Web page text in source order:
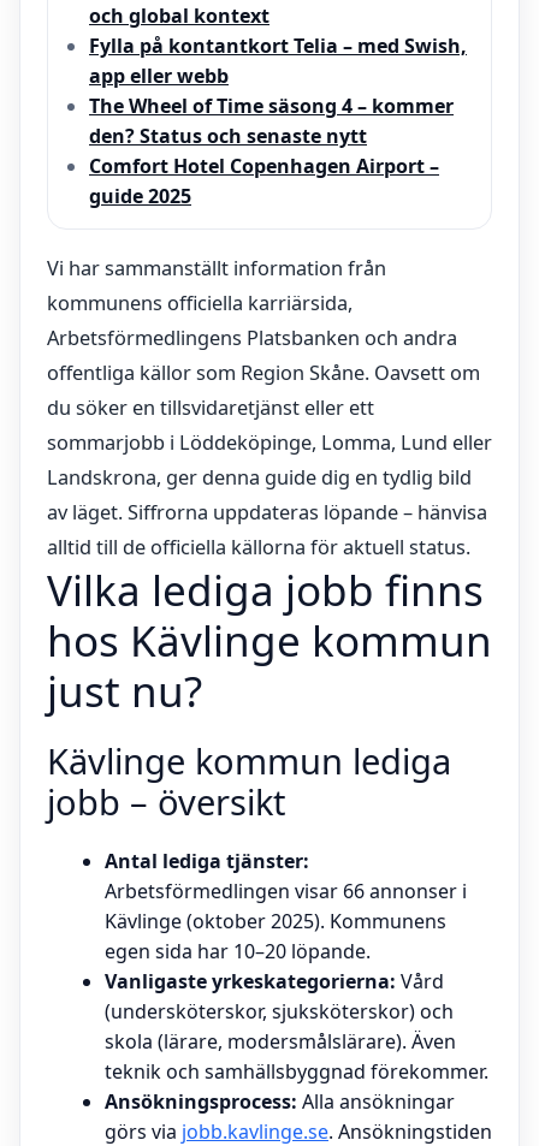
och global kontext
Fylla på kontantkort Telia – med Swish,
app eller webb
The Wheel of Time säsong 4 – kommer
den? Status och senaste nytt
Comfort Hotel Copenhagen Airport –
guide 2025
Vi har sammanställt information från
kommunens officiella karriärsida,
Arbetsförmedlingens Platsbanken och andra
offentliga källor som Region Skåne. Oavsett om
du söker en tillsvidaretjänst eller ett
sommarjobb i Löddeköpinge, Lomma, Lund eller
Landskrona, ger denna guide dig en tydlig bild
av läget. Siffrorna uppdateras löpande – hänvisa
alltid till de officiella källorna för aktuell status.
Vilka lediga jobb finns
hos Kävlinge kommun
just nu?
Kävlinge kommun lediga
jobb – översikt
Antal lediga tjänster:
Arbetsförmedlingen visar 66 annonser i
Kävlinge (oktober 2025). Kommunens
egen sida har 10–20 löpande.
Vanligaste yrkeskategorierna: Vård
(undersköterskor, sjuksköterskor) och
skola (lärare, modersmålslärare). Även
teknik och samhällsbyggnad förekommer.
Ansökningsprocess: Alla ansökningar
görs via jobb.kavlinge.se. Ansökningstiden